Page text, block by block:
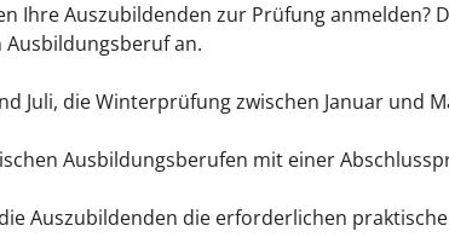
Ihre Auszubildenden zur Prüfung anmelden?
an.
Juli, die Winterprüfung zwischen Januar und
Ausbildungsberufen mit einer
Auszubildenden die erforderlichen